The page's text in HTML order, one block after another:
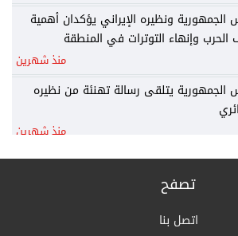
الجمهورية ونظيره الإيراني يؤكدان أهمية
وإنهاء التوترات في المنطقة
منذ شهرين
الجمهورية يتلقى رسالة تهنئة من نظيره
منذ شهرين
الوزراء يكلف وزير المالية نائباً عنه لرئاسة
الوزاري للاقتصاد
تصفح
اتصل بنا